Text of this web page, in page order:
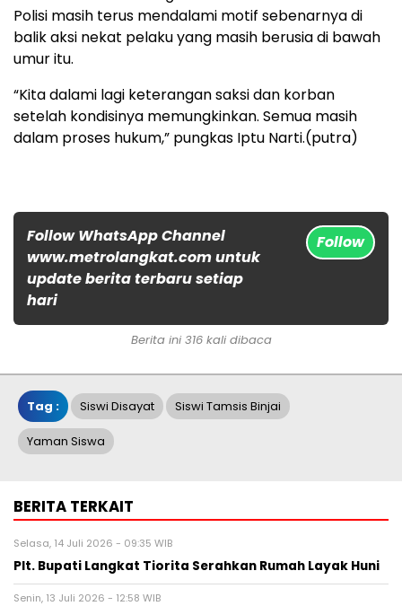
Polisi masih terus mendalami motif sebenarnya di
balik aksi nekat pelaku yang masih berusia di bawah
umur itu.
“Kita dalami lagi keterangan saksi dan korban
setelah kondisinya memungkinkan. Semua masih
dalam proses hukum,” pungkas Iptu Narti.(putra)
Follow WhatsApp Channel
www.metrolangkat.com untuk
update berita terbaru setiap
hari
Follow
Berita ini 316 kali dibaca
Tag : Siswi Disayat Siswi Tamsis Binjai
Yaman Siswa
BERITA TERKAIT
Selasa, 14 Juli 2026 - 09:35 WIB
Plt. Bupati Langkat Tiorita Serahkan Rumah Layak Huni
Senin, 13 Juli 2026 - 12:58 WIB